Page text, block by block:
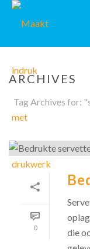
ARCHIVES
Tag Archives for:
0
die